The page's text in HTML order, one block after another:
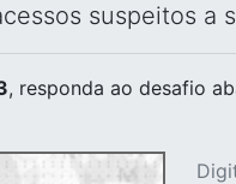
suspeitos a
, responda ao desafio